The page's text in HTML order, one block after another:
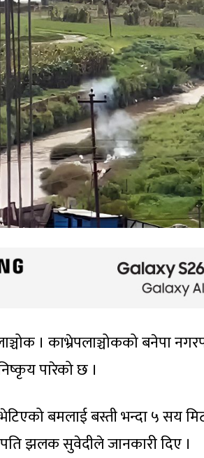
। काभ्रेपलाञ्चोकको बनेपा
पारेको छ ।
बमलाई बस्ती भन्दा ५ सय
झलक सुवेदीले जानकारी दिए ।